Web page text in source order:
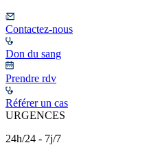
Contactez-nous
Don du sang
Prendre rdv
Référer un cas
URGENCES
24h/24 - 7j/7